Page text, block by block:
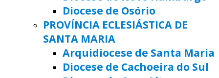
Diocese de Osório
PROVÍNCIA ECLESIÁSTICA DE
SANTA MARIA
Arquidiocese de Santa Maria
Diocese de Cachoeira do Sul